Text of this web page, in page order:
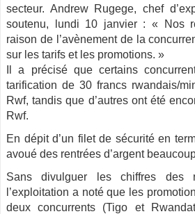
secteur. Andrew Rugege, chef
soutenu, lundi 10 janvier : « Nos
raison de l’avènement de la
sur les tarifs et les promotions. »
Il a précisé que certains
tarification de 30 francs rwandais/
Rwf, tandis que d’autres ont été
Rwf.
En dépit d’un filet de sécurité en
avoué des rentrées d’argent
Sans divulguer les chiffres des
l’exploitation a noté que les
deux concurrents (Tigo et